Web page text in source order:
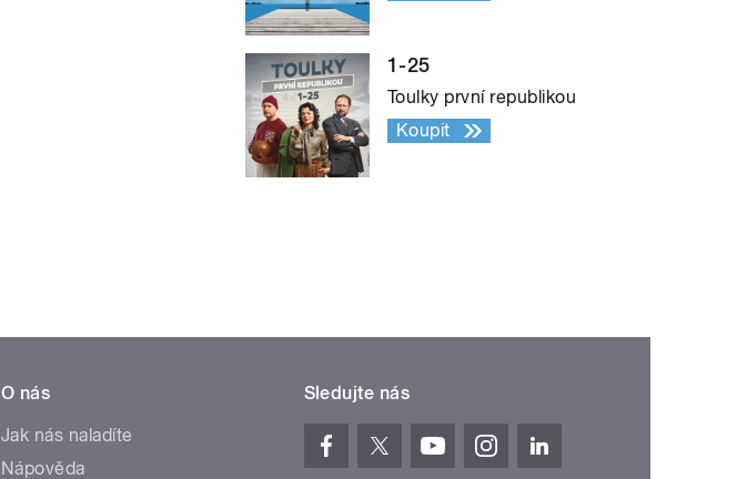
1-25
Toulky první republikou
Koupit
O nás
Jak nás naladíte
Nápověda
Sledujte nás